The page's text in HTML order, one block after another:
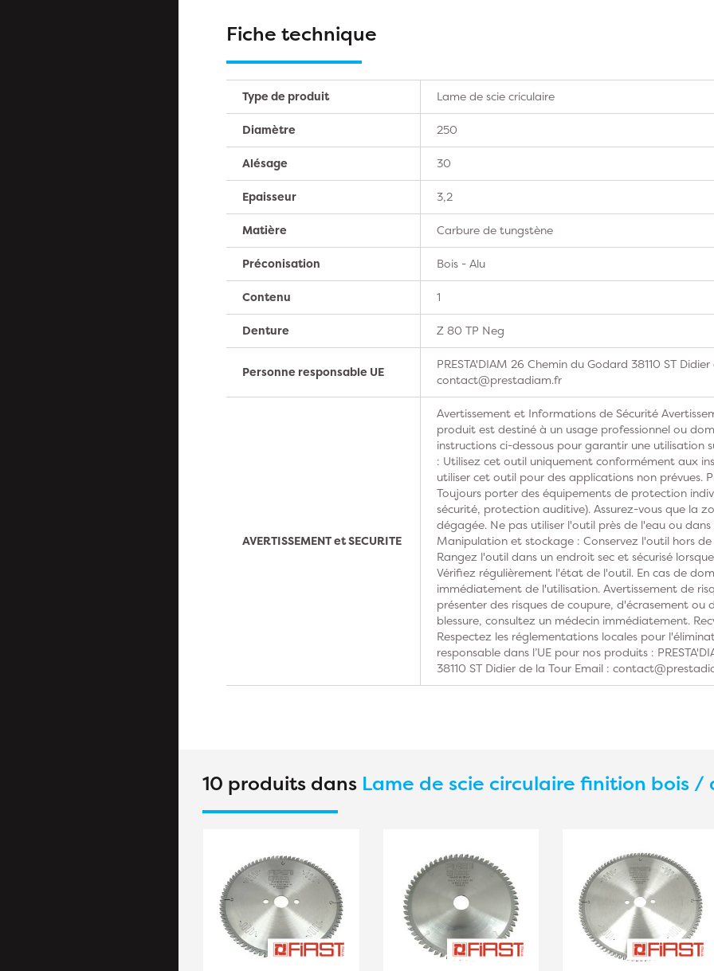
Fiche technique
Type de produit Lame de scie criculaire
Diamètre 250
Alésage 30
Epaisseur 3,2
Matière Carbure de tungstène
Préconisation Bois - Alu
Contenu 1
Denture Z 80 TP Neg
Personne responsable UE
PRESTA'DIAM 26 Chemin du Godard 38110 ST
contact@prestadiam.fr
AVERTISSEMENT et SECURITE
Avertissement et Informations de Sécurité
produit est destiné à un usage professionnel ou
instructions ci-dessous pour garantir une utilisation
: Utilisez cet outil uniquement conformément aux
utiliser cet outil pour des applications non prévues.
Toujours porter des équipements de protection
sécurité, protection auditive). Assurez-vous que la
dégagée. Ne pas utiliser l'outil près de l'eau ou
Manipulation et stockage : Conservez l'outil hors
Rangez l'outil dans un endroit sec et sécurisé
Vérifiez régulièrement l'état de l'outil. En cas de
immédiatement de l'utilisation. Avertissement de
présenter des risques de coupure, d'écrasement ou
blessure, consultez un médecin immédiatement.
Respectez les réglementations locales pour
responsable dans l’UE pour nos produits :
38110 ST Didier de la Tour Email :
10 produits dans Lame de scie circulaire finition bois /